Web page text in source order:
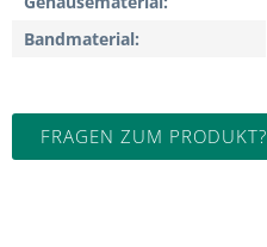
Bandmaterial
FRAGEN ZUM PRODUKT?